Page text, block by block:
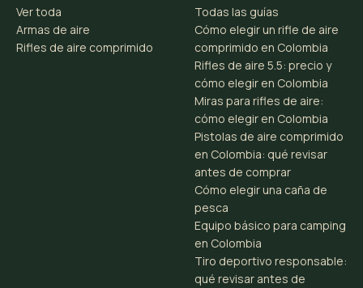
Ver toda
Armas de aire
Rifles de aire comprimido
Todas las guías
Cómo elegir un rifle de aire
comprimido en Colombia
Rifles de aire 5.5: precio y
cómo elegir en Colombia
Miras para rifles de aire:
cómo elegir en Colombia
Pistolas de aire comprimido
en Colombia: qué revisar
antes de comprar
Cómo elegir una caña de
pesca
Equipo básico para camping
en Colombia
Tiro deportivo responsable:
qué revisar antes de